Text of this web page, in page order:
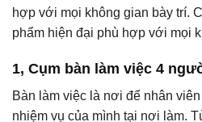
hợp với mọi không gian bày trí.
phẩm hiện đại phù hợp với mọi
1, Cụm bàn làm việc 4
Bàn làm việc là nơi để nhân
nhiệm vụ của mình tại nơi làm.